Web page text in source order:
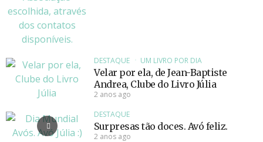
DESTAQUE UM LIVRO POR DIA
Velar por ela, de Jean-Baptiste
Andrea, Clube do Livro Júlia
2 anos ago
DESTAQUE
Surpresas tão doces. Avó feliz.
2 anos ago